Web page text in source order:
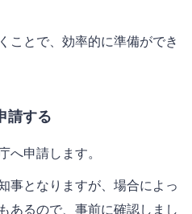
ことで、効率的に準備ができ
請する
へ申請します。
事となりますが、場合によっ
あるので、事前に確認しまし